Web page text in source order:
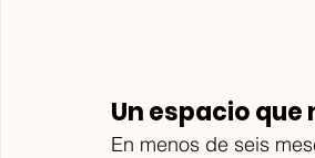
Un espacio
En menos de seis